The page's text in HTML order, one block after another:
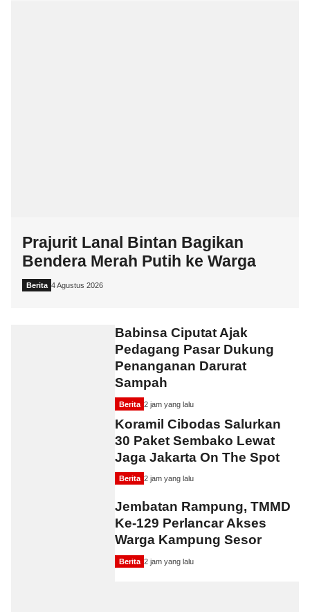
Prajurit Lanal Bintan Bagikan
Bendera Merah Putih ke Warga
Berita 4 Agustus 2026
Babinsa Ciputat Ajak
Pedagang Pasar Dukung
Penanganan Darurat
Sampah
Berita 2 jam yang lalu
Koramil Cibodas Salurkan
30 Paket Sembako Lewat
Jaga Jakarta On The Spot
Berita 2 jam yang lalu
Jembatan Rampung, TMMD
Ke-129 Perlancar Akses
Warga Kampung Sesor
Berita 2 jam yang lalu